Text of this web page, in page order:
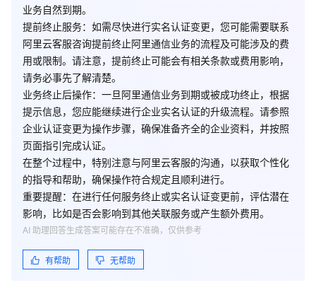
业务自然到期。
提前终止服务：如需尽快进行实名认证变更，您可能需要联系
阿里云客服咨询提前终止阿里通信业务的流程及可能涉及的费
用或限制。请注意，提前终止可能会有相关条款或费用影响，
请务必事先了解清楚。
业务终止后操作：一旦阿里通信业务到期或被成功终止，根据
提示信息，您应能继续进行企业实名认证的升级流程。请参照
企业认证变更为操作步骤，确保准备齐全的企业资料，并按照
页面指引完成认证。
在整个过程中，特别注意与阿里云客服的沟通，以获取个性化
的指导和帮助，确保操作符合规定且顺利进行。
重要提醒：在进行任何服务终止或实名认证变更前，评估潜在
影响，比如是否会影响到其他关联服务或产生额外费用。
有帮助 无帮助
AI 助理回答生成答案可能存在不准确，仅供参考